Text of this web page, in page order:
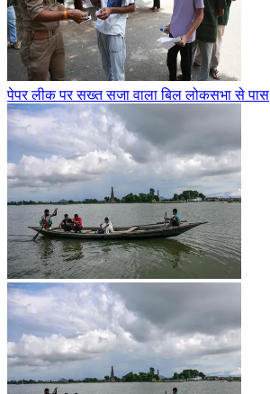
पेपर लीक पर सख्त सजा वाला बिल लोकसभा से पास